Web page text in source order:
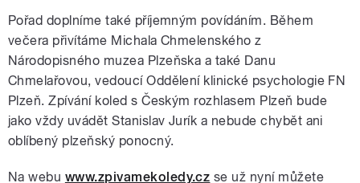
Pořad doplníme také příjemným povídáním. Během
večera přivítáme Michala Chmelenského z
Národopisného muzea Plzeňska a také Danu
Chmelařovou, vedoucí Oddělení klinické psychologie FN
Plzeň.Zpívání koled s Českým rozhlasem Plzeň bude
jako vždy uvádět Stanislav Jurík a nebude chybět ani
oblíbený plzeňský ponocný.
Na webu www.zpivamekoledy.cz se už nyní můžete